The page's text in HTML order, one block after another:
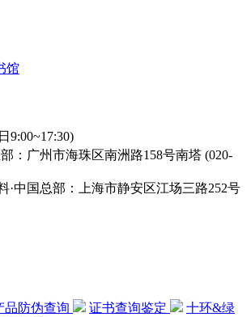
馆
9:00~17:30)
：广州市海珠区南洲路158号南塔 (020-
·中国总部：上海市静安区江场三路252号
品防伪查询 证书查询鉴定
十环&绿